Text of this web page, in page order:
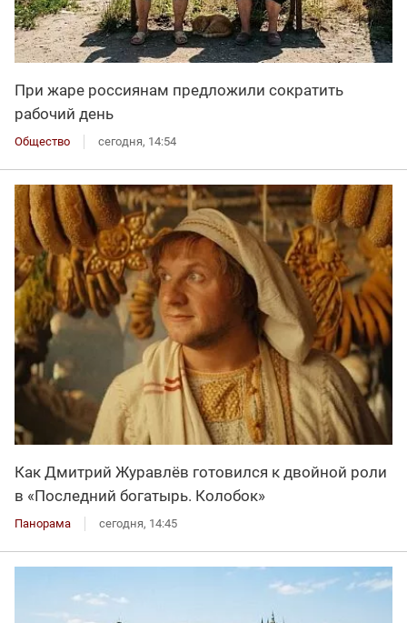
При жаре россиянам предложили сократить
рабочий день
Общество сегодня, 14:54
Как Дмитрий Журавлёв готовился к двойной роли
в «Последний богатырь. Колобок»
Панорама сегодня, 14:45